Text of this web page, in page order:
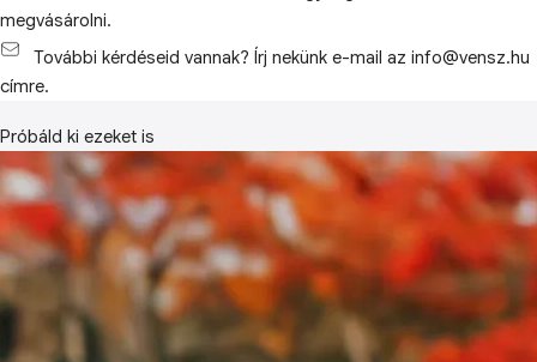
megvásárolni.
További kérdéseid vannak? Írj nekünk e-mail az info@vensz.hu
címre.
Próbáld ki ezeket is